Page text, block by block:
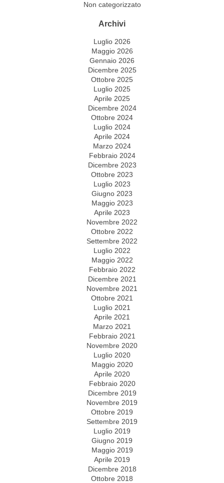
Non categorizzato
Archivi
Luglio 2026
Maggio 2026
Gennaio 2026
Dicembre 2025
Ottobre 2025
Luglio 2025
Aprile 2025
Dicembre 2024
Ottobre 2024
Luglio 2024
Aprile 2024
Marzo 2024
Febbraio 2024
Dicembre 2023
Ottobre 2023
Luglio 2023
Giugno 2023
Maggio 2023
Aprile 2023
Novembre 2022
Ottobre 2022
Settembre 2022
Luglio 2022
Maggio 2022
Febbraio 2022
Dicembre 2021
Novembre 2021
Ottobre 2021
Luglio 2021
Aprile 2021
Marzo 2021
Febbraio 2021
Novembre 2020
Luglio 2020
Maggio 2020
Aprile 2020
Febbraio 2020
Dicembre 2019
Novembre 2019
Ottobre 2019
Settembre 2019
Luglio 2019
Giugno 2019
Maggio 2019
Aprile 2019
Dicembre 2018
Ottobre 2018